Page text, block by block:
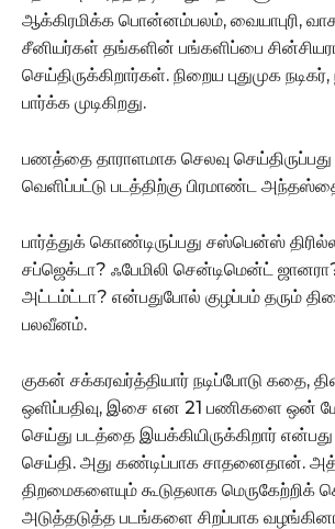
ஆக்கிரமிக்க பொன்னம்பலம், வையாபுரி,
சீனியர்கள் தங்களின் பங்களிப்பை
செய்திருக்கிறார்கள். நிறைய புதுமுக
பார்க்க முடிகிறது.
பணத்தை தாராளமாக செலவு செய்திருப்பது
வெளிப்பட்டு படத்திற்கு பிரமாண்ட
பார்த்துக் கொண்டிருப்பது சஸ்பென்ஸ்
சப்ஜெக்டா? ஃபேமிலி சென்டிமென்ட்
அட்டம்ட்டா? என்பதுபோல் குழப்பம் தரும்
பலவீனம்.
குகன் சக்கரவர்த்தியார் நடிப்போடு கதை,
ஒளிப்பதிவு, இசை என 21 பணிகளை ஒன்
செய்து படத்தை இயக்கியிருக்கிறார் என்பது
செய்தி. அது கண்டிப்பாக சாதனைதான்.
திறமைகளையும் கூடுதலாக மெருகேற்றிக்
அடுத்தடுத்த படங்களை சிறப்பாக